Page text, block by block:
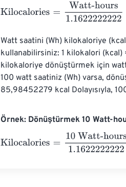
Kilocalories Watt-hours
Watt saatini (Wh) kilokaloriye
kullanabilirsiniz: 1 kilokalori
kilokaloriye dönüştürmek için
100 watt saatiniz (Wh) varsa,
85,98452279 kcal Dolayısıyla,
Örnek: Dönüştürmek 10 Watt-
Kilocalories
10 Watt-hours